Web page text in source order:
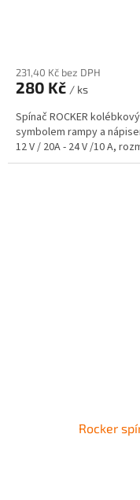
231,40 Kč bez DPH
280 Kč / ks
Spínač ROCKER
symbolem rampy a
12 V / 20A - 24 V /10 A,
Rocker